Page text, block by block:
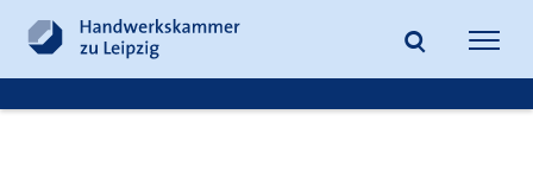
Inhalt
springen
Fußzeile
springen
Suche